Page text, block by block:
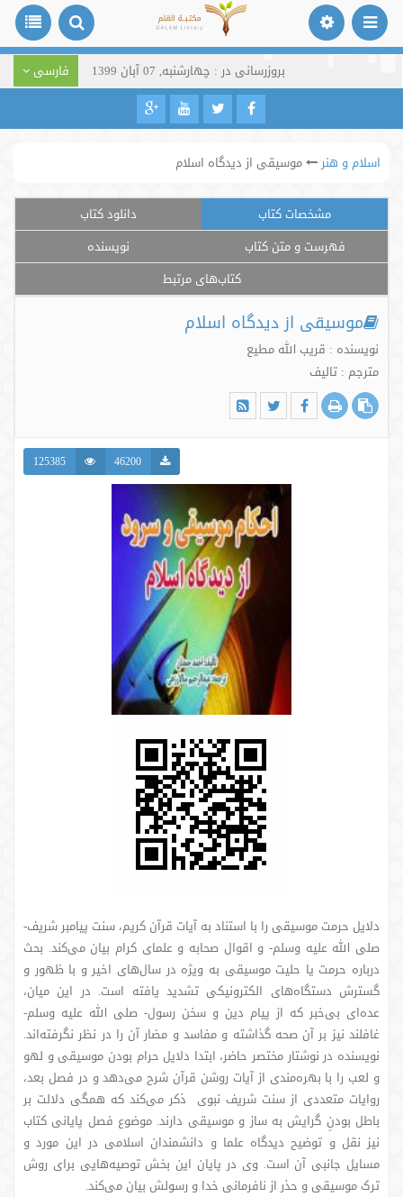
بروزرسانی در : چهارشنبه, 07 آبان 1399 فارسی
اسلام و هنر موسیقی از دیدگاه اسلام
مشخصات کتاب
دانلود کتاب
فهرست و متن کتاب
نویسنده
کتاب‌های مرتبط
موسیقی از دیدگاه اسلام
نویسنده : قریب الله مطیع
مترجم : تالیف
46200
125385
دلایل حرمت موسیقی را با استناد به آیات قرآن کریم، سنت پیامبر شریف-
صلی الله علیه وسلم- و اقوال صحابه و علمای کرام بیان می‌کند. بحث
درباره حرمت یا حلیت موسیقی به ویژه در سال‌های اخیر و با ظهور و
گسترش دستگاه‌های الکترونیکی تشدید یافته است. در این میان،
عده‌ای بی‌خبر که از پیام دین و سخن رسول- صلی الله علیه وسلم-
غافلند نیز بر آن صحه گذاشته‌ و مفاسد و مضار آن را در نظر نگرفته‌اند.
نویسنده در نوشتار مختصر حاضر، ابتدا دلایل حرام ‌بودن موسیقی و لهو
و لعب را با بهره‌مندی از آیات روشن قرآن شرح می‌دهد و در فصل بعد،
روایات متعددی از سنت شریف نبوی ذکر می‌کند که همگی دلالت بر
باطل ‌بودنِ گرایش به ساز و موسیقی دارند. موضوع فصل پایانی کتاب
نیز نقل و توضیح دیدگاه علما و دانشمندان اسلامی در این مورد و
مسایل جانبی آن است. وی در پایان این بخش توصیه‌هایی برای روش
ترک موسیقی و حذر از نافرمانی خدا و رسولش بیان می‌کند.